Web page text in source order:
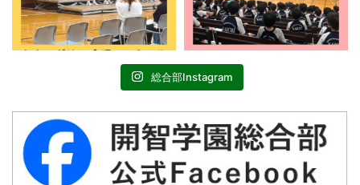
総合部Instagram